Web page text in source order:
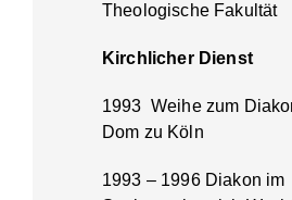
Theologische Fakultät
Kirchlicher Dienst
1993 Weihe zum
Dom zu Köln
1993 – 1996 Diakon im